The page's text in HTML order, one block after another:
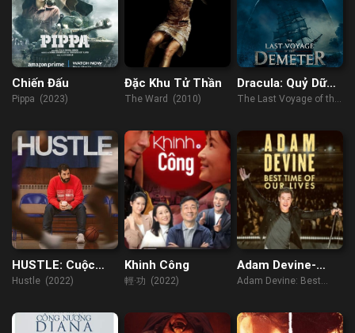
Chiến Đấu
Pippa (2023)
Đặc Khu Tử Thần
The Ward (2010)
Dracula: Quỷ Dữ
Thức Tỉnh
The Last Voyage of the
HUSTLE: Cuộc
đua NBA
Hustle (2022)
Khinh Công
輕·功 (2022)
Adam Devine-
Khoảnh Khắc
Adam Devine: Best
(2019)